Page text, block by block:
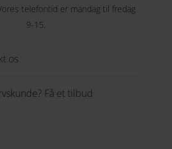
ligger der et strikket tæppe og
x H5 cm
telefontid er mandag til fredag
9-15.
os
Få et tilbud